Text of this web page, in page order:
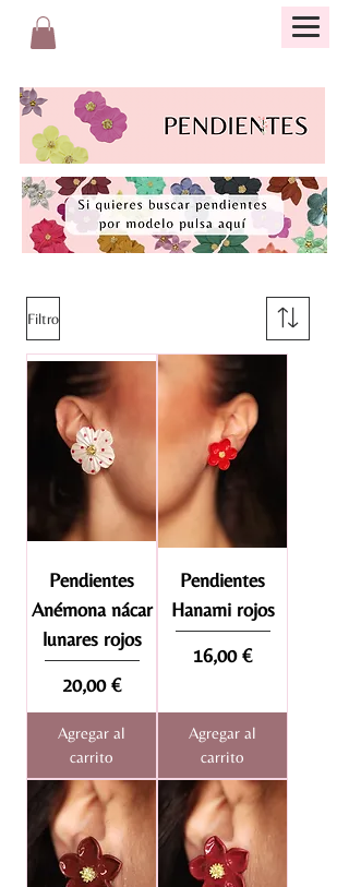
Filtro
Pendientes
Anémona nácar
lunares rojos
Precio
20,00 €
Agregar al
carrito
Pendientes
Hanami rojos
Precio
16,00 €
Agregar al
carrito